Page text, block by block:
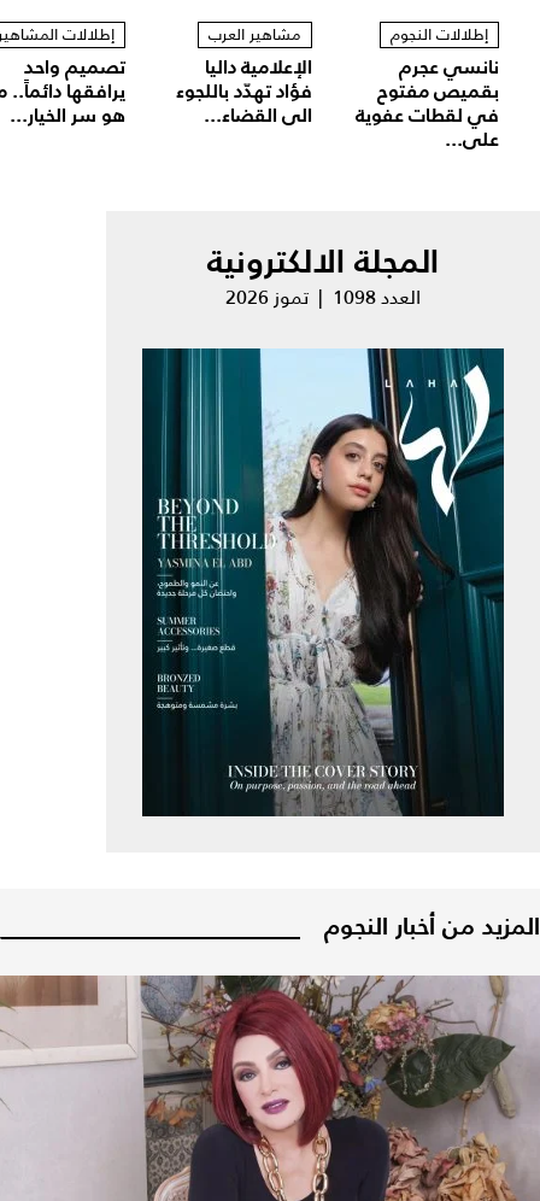
إطلالات النجوم
نانسي عجرم
بقميص مفتوح
في لقطات عفوية
على...
مشاهير العرب
الإعلامية داليا
فؤاد تهدّد باللجوء
الى القضاء...
إطلالات
تصميم واحد
يرافقها دائماً..
هو سر الخيار...
المجلة الالكترونية
العدد 1098 | تموز 2026
المزيد من أخبار النجوم